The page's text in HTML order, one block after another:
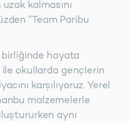
kalmasını
“Team Paribu
hayata
okullarda gençlerin
karşılıyoruz. Yerel
malzemelerle
aynı